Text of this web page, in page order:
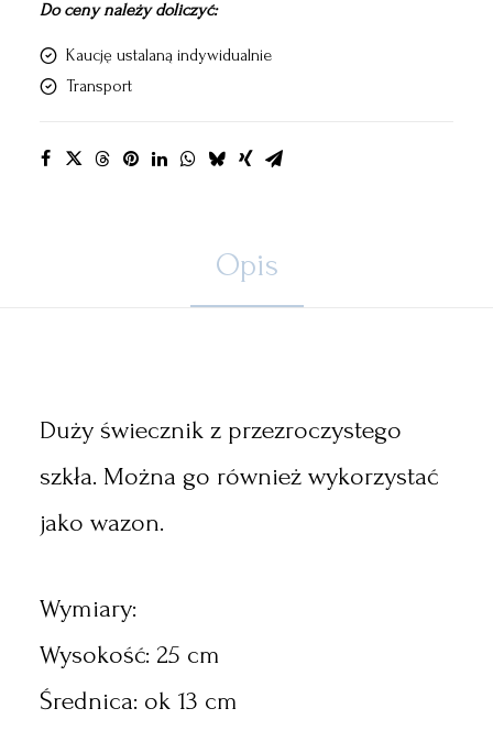
Do ceny należy doliczyć:
Kaucję ustalaną indywidualnie
Transport
Opis
Duży świecznik z przezroczystego
szkła. Można go również wykorzystać
jako wazon.
Wymiary:
Wysokość: 25 cm
Średnica: ok 13 cm